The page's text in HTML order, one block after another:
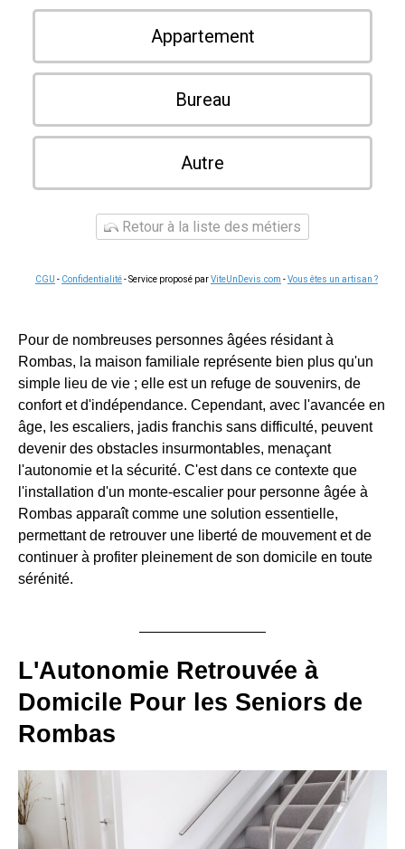
Appartement
Bureau
Autre
Retour à la liste des métiers
CGU - Confidentialité- Service proposé parViteUnDevis.com -Vous êtes un artisan ?
Pour de nombreuses personnes âgées résidant à
Rombas, la maison familiale représente bien plus qu'un
simple lieu de vie ; elle est un refuge de souvenirs, de
confort et d'indépendance. Cependant, avec l'avancée en
âge, les escaliers, jadis franchis sans difficulté, peuvent
devenir des obstacles insurmontables, menaçant
l'autonomie et la sécurité. C'est dans ce contexte que
l'installation d'un monte-escalier pour personne âgée à
Rombas apparaît comme une solution essentielle,
permettant de retrouver une liberté de mouvement et de
continuer à profiter pleinement de son domicile en toute
sérénité.
L'Autonomie Retrouvée à
Domicile Pour les Seniors de
Rombas